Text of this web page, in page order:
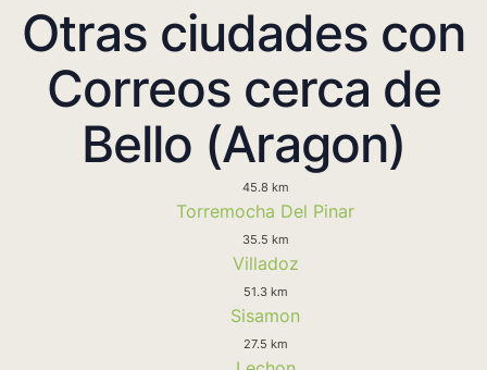
Otras ciudades con
Correos cerca de
Bello (Aragon)
45.8 km
Torremocha Del Pinar
35.5 km
Villadoz
51.3 km
Sisamon
27.5 km